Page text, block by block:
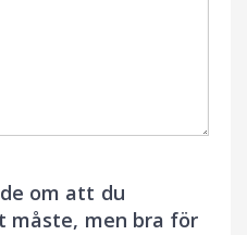
om att du
måste, men bra för